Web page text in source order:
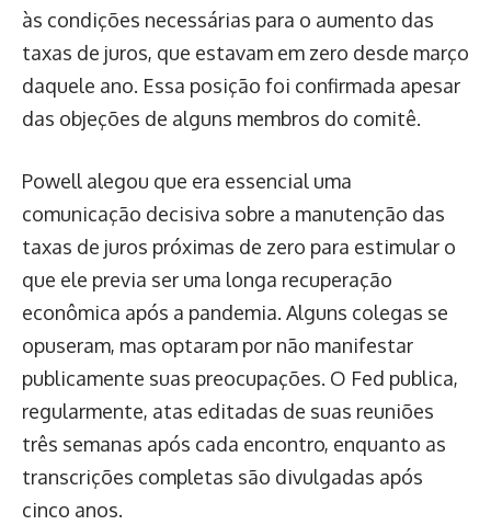
às condições necessárias para o aumento das
taxas de juros, que estavam em zero desde março
daquele ano. Essa posição foi confirmada apesar
das objeções de alguns membros do comitê.
Powell alegou que era essencial uma
comunicação decisiva sobre a manutenção das
taxas de juros próximas de zero para estimular o
que ele previa ser uma longa recuperação
econômica após a pandemia. Alguns colegas se
opuseram, mas optaram por não manifestar
publicamente suas preocupações. O Fed publica,
regularmente, atas editadas de suas reuniões
três semanas após cada encontro, enquanto as
transcrições completas são divulgadas após
cinco anos.